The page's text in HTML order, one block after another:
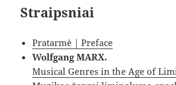
Straipsniai
Pratarmė | Preface
Wolfgang MARX.
Musical Genres in the Age of